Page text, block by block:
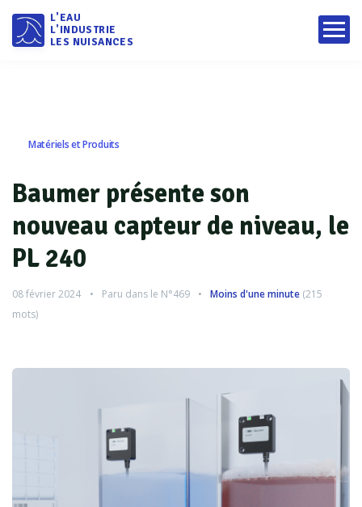
L'EAU
L'INDUSTRIE
LES NUISANCES
Matériels et Produits
Baumer présente son
nouveau capteur de niveau, le
PL 240
08 février 2024 Paru dans le N°469 Moins d'une minute (215
mots)